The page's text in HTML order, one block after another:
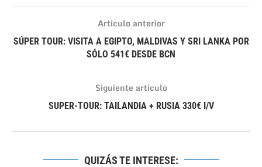
Artículo anterior
SÚPER TOUR: VISITA A EGIPTO, MALDIVAS Y SRI LANKA POR
SÓLO 541€ DESDE BCN
Siguiente artículo
SUPER-TOUR: TAILANDIA + RUSIA 330€ I/V
QUIZÁS TE INTERESE: